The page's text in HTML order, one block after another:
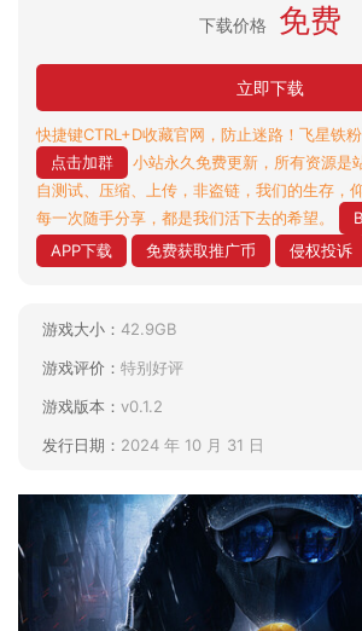
下载价格 免费
立即下载
快捷键CTRL+D收藏官网，防止迷路！飞星铁
点击加群
小站永久免费更新，所有资源是
自测试、压缩、上传，非盗链，我们的生存，
每一次随手分享，都是我们活下去的希望。
APP下载
免费获取推广币 侵权投诉
游戏大小： 42.9GB
游戏评价： 特别好评
游戏版本： v0.1.2
发行日期： 2024 年 10 月 31 日